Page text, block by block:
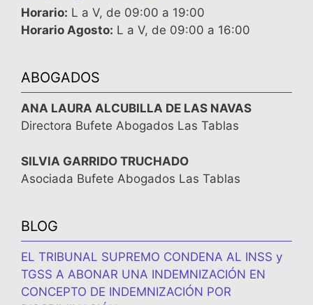
Horario: L a V, de 09:00 a 19:00
Horario Agosto: L a V, de 09:00 a 16:00
ABOGADOS
ANA LAURA ALCUBILLA DE LAS NAVAS
Directora Bufete Abogados Las Tablas
SILVIA GARRIDO TRUCHADO
Asociada Bufete Abogados Las Tablas
BLOG
EL TRIBUNAL SUPREMO CONDENA AL INSS y
TGSS A ABONAR UNA INDEMNIZACIÓN EN
CONCEPTO DE INDEMNIZACIÓN POR